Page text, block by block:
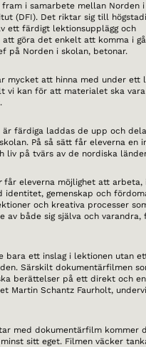
i samarbete mellan Norden
(DFI). Det riktar sig till
ett färdigt lektionsupplägg och
göra det enkelt att komma i
på Norden i skolan, betonar.
mycket att hinna med under ett
vi kan för att materialet ska
är färdiga laddas de upp och
På så sätt får eleverna en
liv på tvärs av de nordiska
får eleverna möjlighet att arbeta,
identitet, gemenskap och
och kreativa processer
av både sig själva och varandra,
bara ett inslag i lektionen utan
Särskilt dokumentärfilmen
berättelser på ett direkt och
Martin Schantz Faurholt,
med dokumentärfilm kommer
sitt eget. Filmen väcker